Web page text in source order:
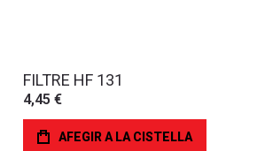
FILTRE HF 131
4,45 €
AFEGIR A LA CISTELLA